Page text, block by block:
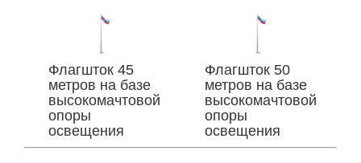
Флагшток 45
метров на базе
высокомачтовой
опоры
освещения
Флагшток 50
метров на базе
высокомачтовой
опоры
освещения